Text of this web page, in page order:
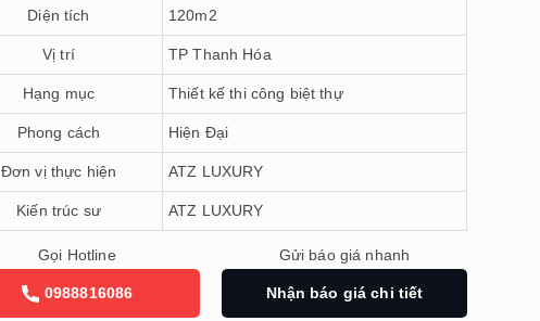
Diện tích 120m2
Vị trí TP Thanh Hóa
Hạng mục Thiết kế thi công biệt thự
Phong cách Hiện Đại
Đơn vị thực hiện ATZ LUXURY
Kiến trúc sư ATZ LUXURY
Gọi Hotline
0988816086
Gửi báo giá nhanh
Nhận báo giá chi tiết